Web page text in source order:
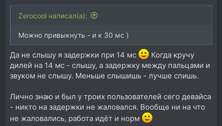
Zerocool написал(а):
Можно привыкнуть - и к 30 мс )
Да не слышу я задержки при 14 мс
Когда кручу
дилей на 14 мс - слышу, а задержку между пальцами и
звуком не слышу. Меньше слышишь - лучше спишь.
Лично знаю и был у троих пользователей сего девайса
- никто на задержки не жаловался. Вообще ни на что
не жаловались, работа идёт и норм